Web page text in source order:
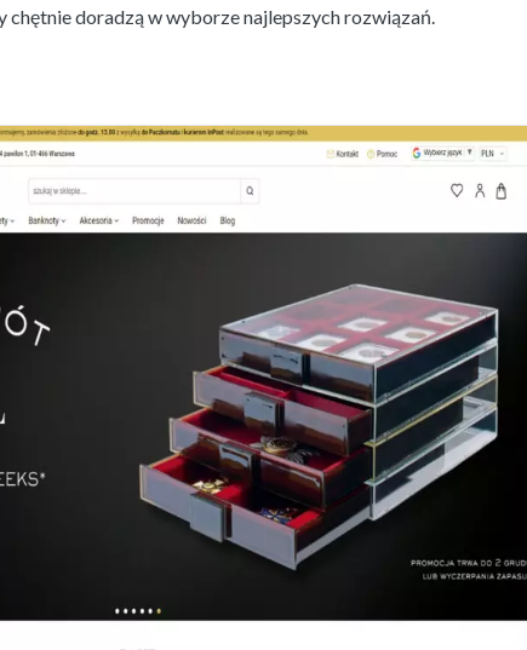
doradzą w wyborze najlepszych rozwiązań.